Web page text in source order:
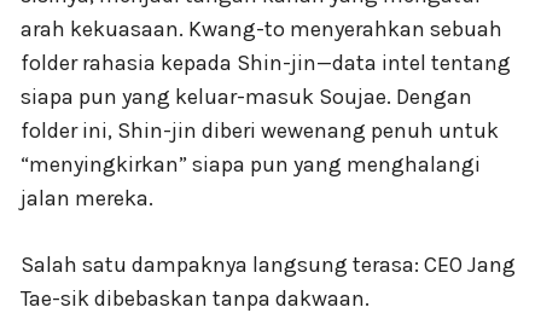
arah kekuasaan. Kwang-to menyerahkan sebuah
folder rahasia kepada Shin-jin—data intel tentang
siapa pun yang keluar-masuk Soujae. Dengan
folder ini, Shin-jin diberi wewenang penuh untuk
“menyingkirkan” siapa pun yang menghalangi
jalan mereka.
Salah satu dampaknya langsung terasa: CEO Jang
Tae-sik dibebaskan tanpa dakwaan.